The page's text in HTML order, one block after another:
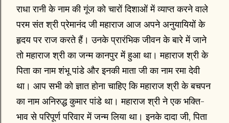
राधा रानी के नाम की गूंज को चारों दिशाओं में व्याप्त करने वाले
परम संत श्री प्रेमानंद जी महाराज आज अपने अनुयायियों के
हृदय पर राज करते हैं। उनके प्रारंभिक जीवन के बारे में जाने
तो महाराज श्री का जन्म कानपुर में हुआ था। महाराज श्री के
पिता का नाम शंभू पांडे और इनकी माता जी का नाम रमा देवी
था। आप सभी को ज्ञात होना चाहिए कि महाराज श्री के बचपन
का नाम अनिरुद्ध कुमार पांडे था। महाराज श्री ने एक भक्ति-
भाव से परिपूर्ण परिवार में जन्म लिया था। इनके दादा जी, पिता